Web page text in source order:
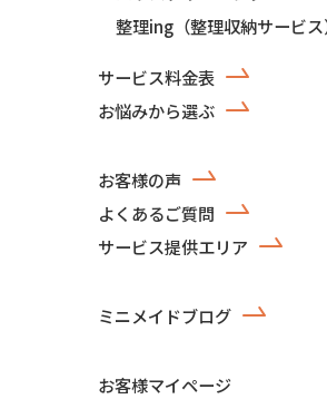
整理ing（整理収納サービス
サービス料金表
お悩みから選ぶ
お客様の声
よくあるご質問
サービス提供エリア
ミニメイドブログ
お客様マイページ